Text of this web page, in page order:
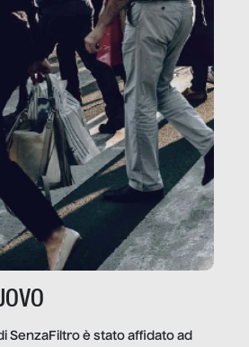
SenzaFiltro è stato affidato ad